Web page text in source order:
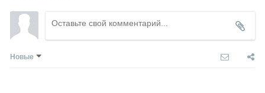
Новые